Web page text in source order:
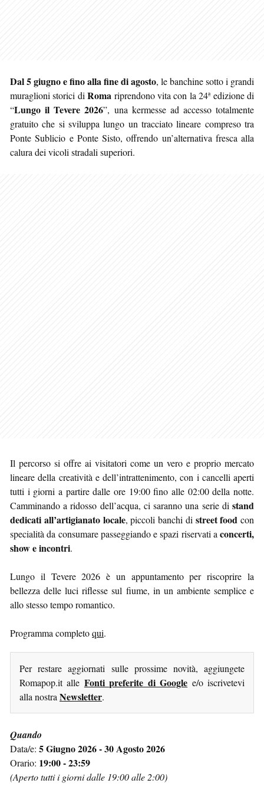
Dal 5 giugno e fino alla fine di agosto, le banchine sotto i grandi
muraglioni storici diRoma riprendono vita con la 24ª edizione di
“Lungo il Tevere 2026”, una kermesse ad accesso totalmente
gratuito che si sviluppa lungo un tracciato lineare compreso tra
Ponte Sublicio e Ponte Sisto, offrendo un’alternativa fresca alla
calura dei vicoli stradali superiori.
Il percorso si offre ai visitatori come un vero e proprio mercato
lineare della creatività e dell’intrattenimento, con i cancelli aperti
tutti i giorni a partire dalle ore 19:00 fino alle 02:00 della notte.
Camminando a ridosso dell’acqua, ci saranno una serie di stand
dedicati all’artigianato locale, piccoli banchi di street food con
specialità da consumare passeggiando e spazi riservati a concerti,
show e incontri.
Lungo il Tevere 2026 è un appuntamento per riscoprire la
bellezza delle luci riflesse sul fiume, in un ambiente semplice e
allo stesso tempo romantico.
Programma completoqui.
Per restare aggiornati sulle prossime novità, aggiungete
Romapop.it alle Fonti preferite di Google e/o iscrivetevi
alla nostra Newsletter.
Quando
Data/e: 5 Giugno 2026 - 30 Agosto 2026
Orario: 19:00 - 23:59
(Aperto tutti i giorni dalle 19:00 alle 2:00)